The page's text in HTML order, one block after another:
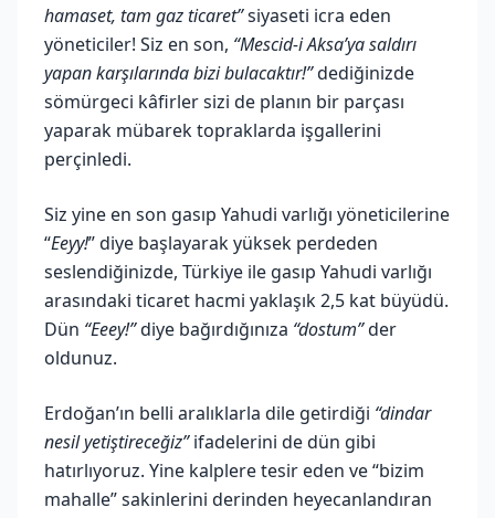
hamaset, tam gaz ticaret”siyaseti icra eden
yöneticiler! Siz en son, “Mescid-i Aksa’ya saldırı
yapan karşılarında bizi bulacaktır!”dediğinizde
sömürgeci kâfirler sizi de planın bir parçası
yaparak mübarek topraklarda işgallerini
perçinledi.
Siz yine en son gasıp Yahudi varlığı yöneticilerine
“Eeyy!” diye başlayarak yüksek perdeden
seslendiğinizde, Türkiye ile gasıp Yahudi varlığı
arasındaki ticaret hacmi yaklaşık 2,5 kat büyüdü.
Dün “Eeey!”diye bağırdığınıza “dostum”der
oldunuz.
Erdoğan’ın belli aralıklarla dile getirdiği “dindar
nesil yetiştireceğiz”ifadelerini de dün gibi
hatırlıyoruz. Yine kalplere tesir eden ve “bizim
mahalle” sakinlerini derinden heyecanlandıran